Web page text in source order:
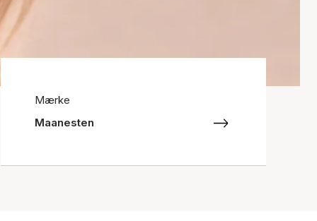
Mærke
Maanesten